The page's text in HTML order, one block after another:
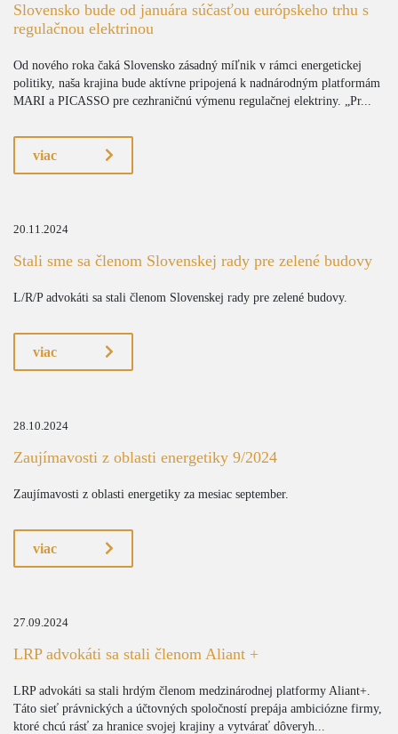
Slovensko bude od januára súčasťou európskeho trhu s
regulačnou elektrinou
Od nového roka čaká Slovensko zásadný míľnik v rámci energetickej
politiky, naša krajina bude aktívne pripojená k nadnárodným platformám
MARI a PICASSO pre cezhraničnú výmenu regulačnej elektriny. „Pr...
viac
20.11.2024
Stali sme sa členom Slovenskej rady pre zelené budovy
L/R/P advokáti sa stali členom Slovenskej rady pre zelené budovy.
viac
28.10.2024
Zaujímavosti z oblasti energetiky 9/2024
Zaujímavosti z oblasti energetiky za mesiac september.
viac
27.09.2024
LRP advokáti sa stali členom Aliant +
LRP advokáti sa stali hrdým členom medzinárodnej platformy Aliant+.
Táto sieť právnických a účtovných spoločností prepája ambiciózne firmy,
ktoré chcú rásť za hranice svojej krajiny a vytvárať dôveryh...